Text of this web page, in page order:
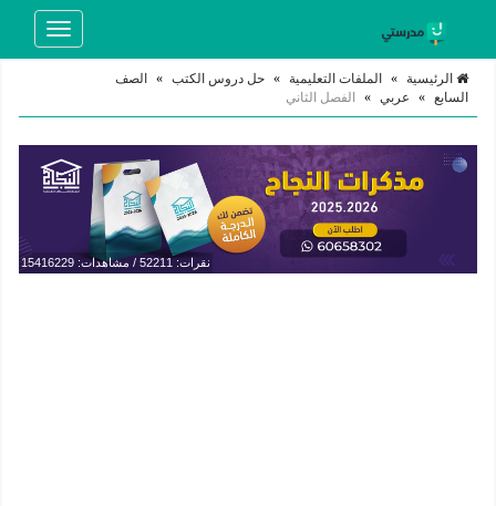
Toggle
الرئيسية » الملفات التعليمية » حل دروس الكتب »
الصف
السابع » عربي » الفصل الثاني
نقرات: 52211 / مشاهدات: 15416229